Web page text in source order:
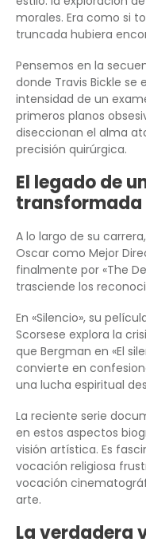
morales. Era como si
truncada hubiera
Pensemos en la
donde Travis Bickle
intensidad de un
primeros planos
diseccionan el alma
precisión quirúrgica.
El legado de
transformada
A lo largo de su
Oscar como Mejor
finalmente por «The
trasciende los
En «Silencio», su
Scorsese explora la
que Bergman en «El
convierte en
una lucha espiritual
La reciente serie
en estos aspectos
visión artística. Es
vocación religiosa
vocación
arte.
La verdadera